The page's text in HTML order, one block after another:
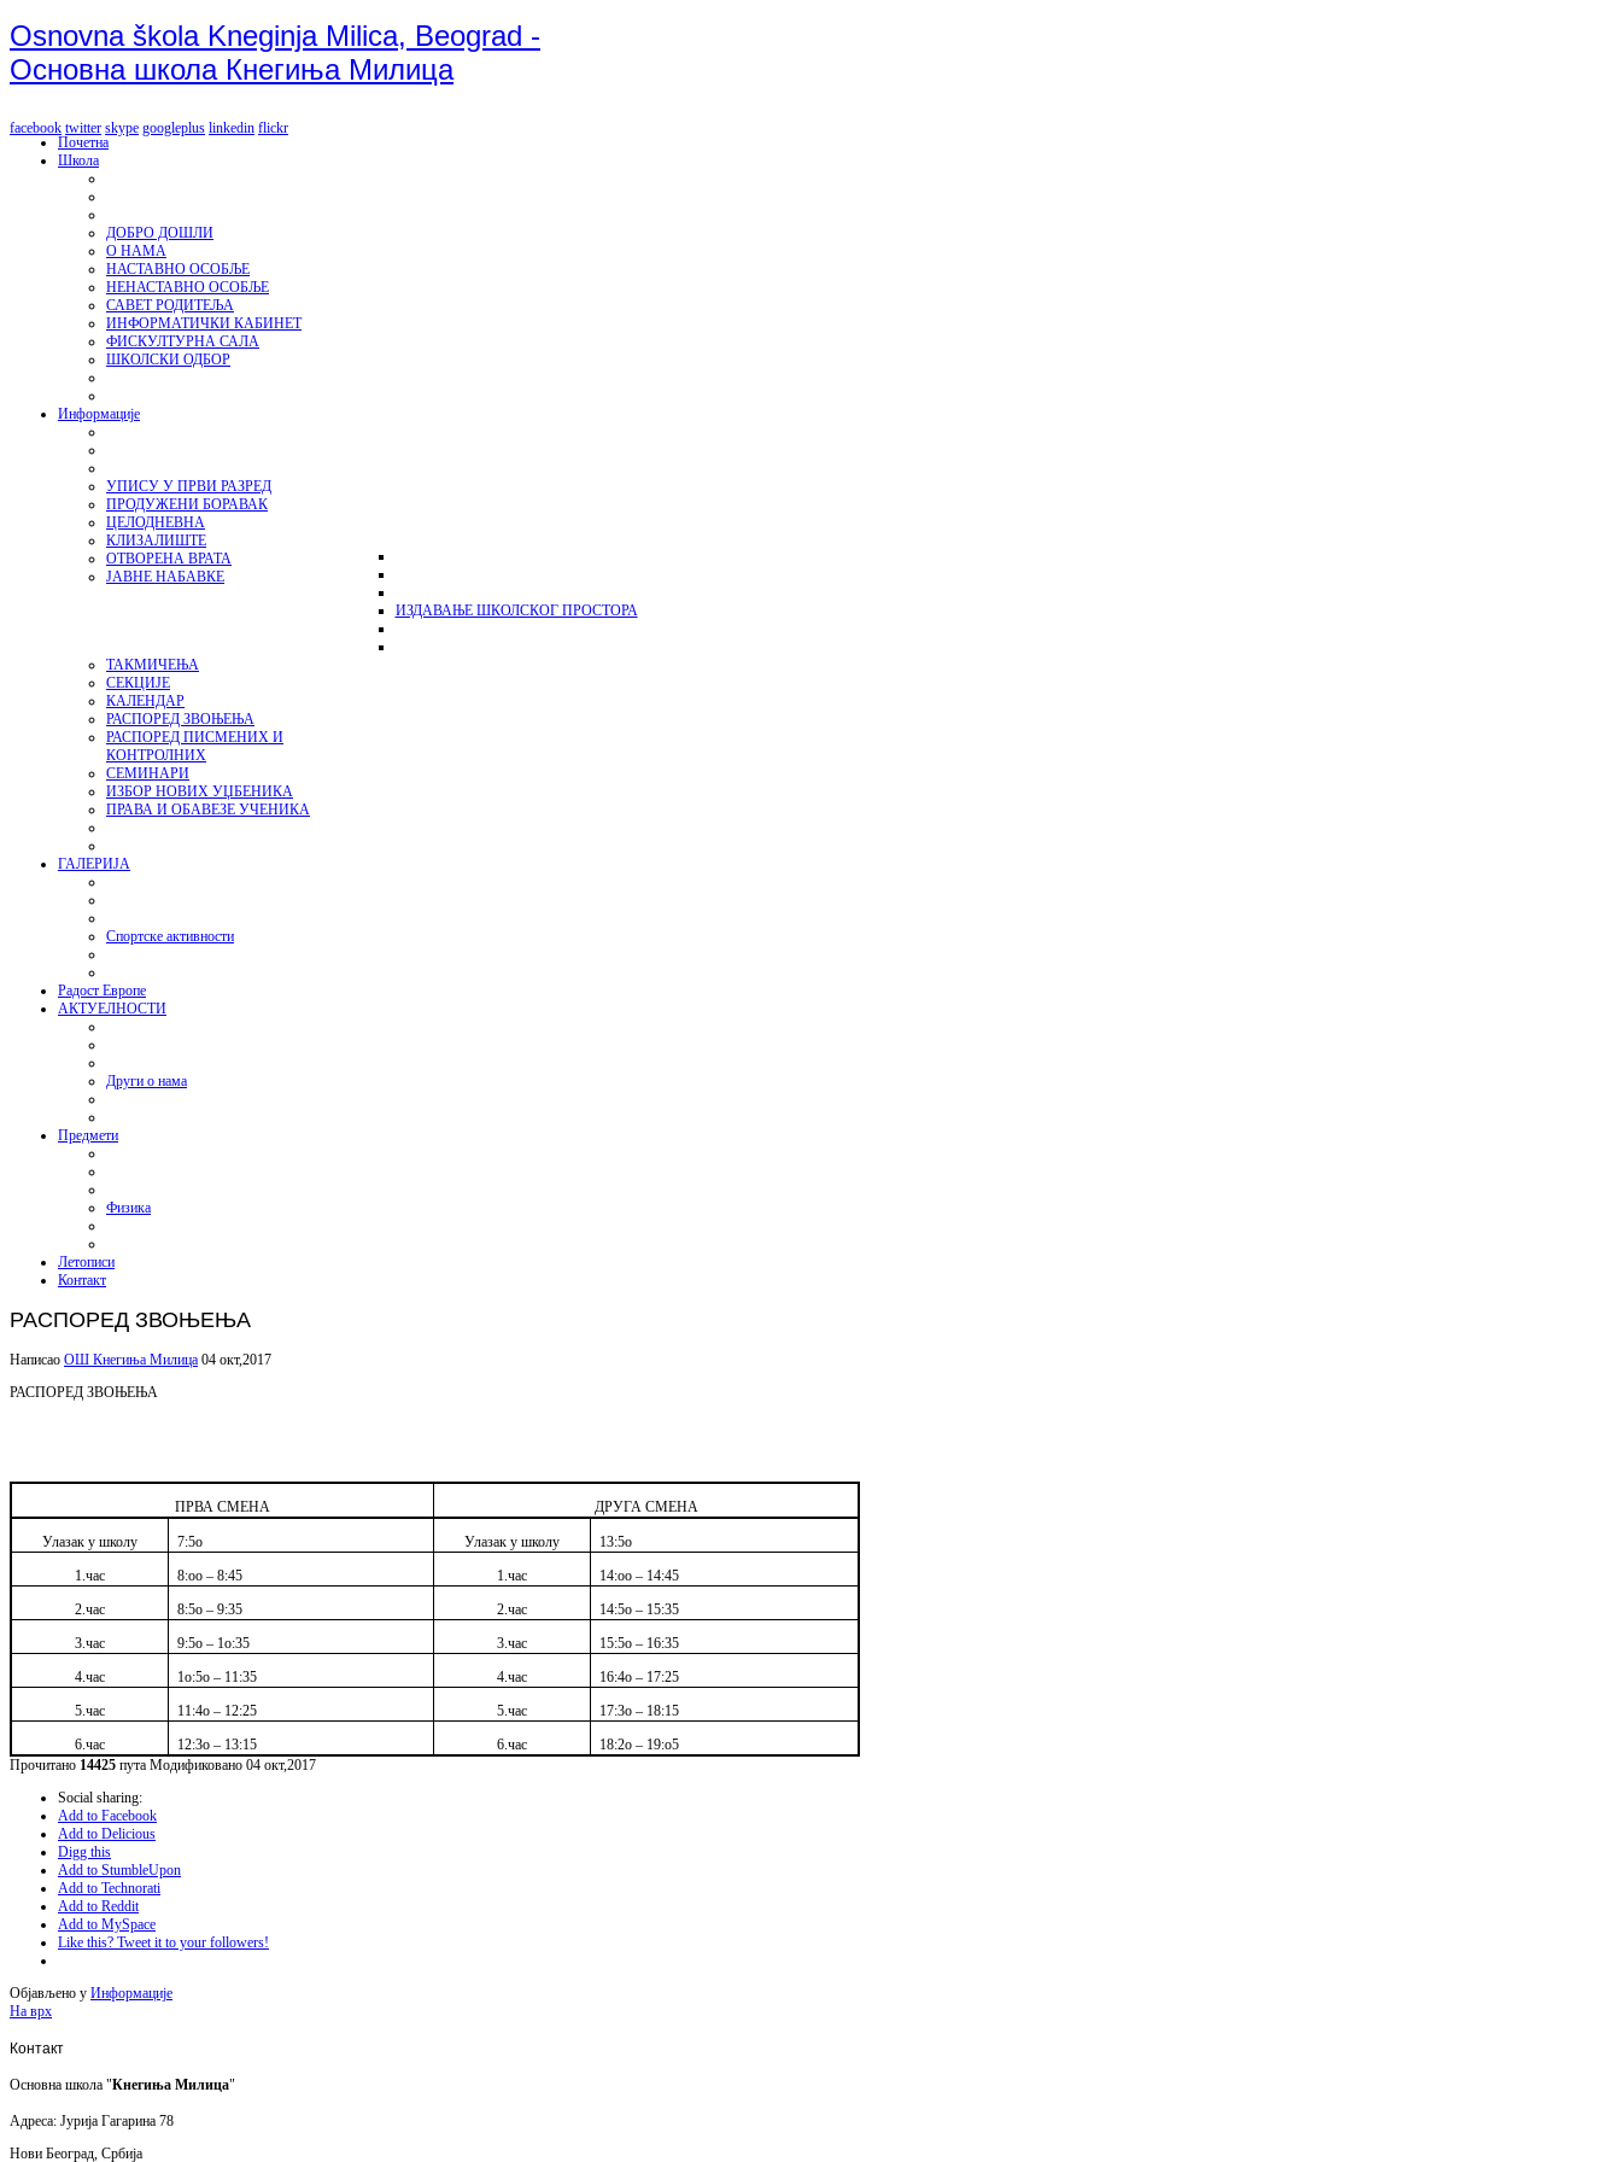
Osnovna škola Kneginja Milica, Beograd -
Основна школа Кнегиња Милица
facebook twitter skype googleplus linkedin flickr
Почетна
Школа
ДОБРО ДОШЛИ
О НАМА
НАСТАВНО ОСОБЉЕ
НЕНАСТАВНО ОСОБЉЕ
САВЕТ РОДИТЕЉА
ИНФОРМАТИЧКИ КАБИНЕТ
ФИСКУЛТУРНА САЛА
ШКОЛСКИ ОДБОР
Информације
УПИСУ У ПРВИ РАЗРЕД
ПРОДУЖЕНИ БОРАВАК
ЦЕЛОДНЕВНА
КЛИЗАЛИШТЕ
ОТВОРЕНА ВРАТА
ЈАВНЕ НАБАВКЕ
ИЗДАВАЊЕ ШКОЛСКОГ ПРОСТОРА
ТАКМИЧЕЊА
СЕКЦИЈЕ
КАЛЕНДАР
РАСПОРЕД ЗВОЊЕЊА
РАСПОРЕД ПИСМЕНИХ И
КОНТРОЛНИХ
СЕМИНАРИ
ИЗБОР НОВИХ УЏБЕНИКА
ПРАВА И ОБАВЕЗЕ УЧЕНИКА
ГАЛЕРИЈА
Спортске активности
Радост Европе
АКТУЕЛНОСТИ
Други о нама
Предмети
Физика
Летописи
Контакт
РАСПОРЕД ЗВОЊЕЊА
Написао ОШ Кнегиња Милица 04 окт,2017
РАСПОРЕД ЗВОЊЕЊА
ПРВА СМЕНА ДРУГА СМЕНА
Улазак у школу 7:5о Улазак у школу
13:5о
1.час
8:оо – 8:45 1.час
14:оо – 14:45
2.час
8:5о – 9:35 2.час
14:5о – 15:35
3.час
9:5о – 1о:35 3.час
15:5о – 16:35
4.час
1о:5о – 11:35 4.час
16:4о – 17:25
5.час
11:4о – 12:25 5.час
17:3о – 18:15
6.час
12:3о – 13:15 6.час
18:2о – 19:о5
Прочитано 14425 пута Модификовано 04 окт,2017
Social sharing:
Add to Facebook
Add to Delicious
Digg this
Add to StumbleUpon
Add to Technorati
Add to Reddit
Add to MySpace
Like this? Tweet it to your followers!
Објављено у Информације
На врх
Контакт
Основна школа "Кнегиња Милица"
Адреса: Јурија Гагарина 78
Нови Београд, Србија